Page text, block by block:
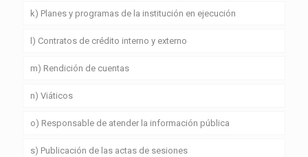
k) Planes y programas de la institución en ejecución
l) Contratos de crédito interno y externo
m) Rendición de cuentas
n) Viáticos
o) Responsable de atender la información pública
s) Publicación de las actas de sesiones